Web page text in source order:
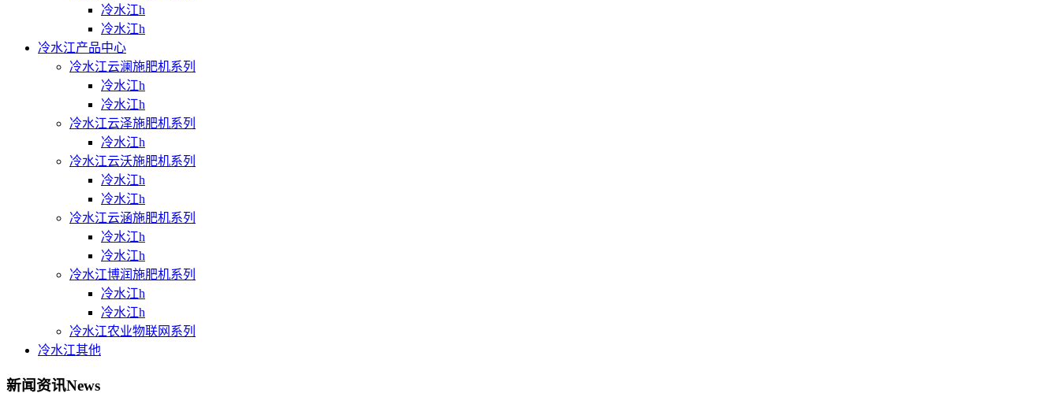
冷水江h
冷水江h
冷水江产品中心
冷水江云澜施肥机系列
冷水江h
冷水江h
冷水江云泽施肥机系列
冷水江h
冷水江云沃施肥机系列
冷水江h
冷水江h
冷水江云涵施肥机系列
冷水江h
冷水江h
冷水江博润施肥机系列
冷水江h
冷水江h
冷水江农业物联网系列
冷水江其他
新闻资讯News